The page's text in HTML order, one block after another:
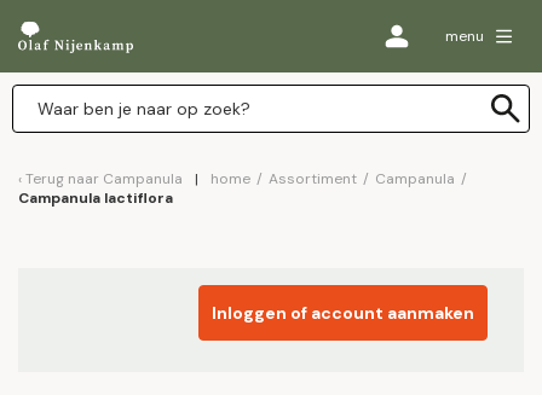
menu
Terug naar Campanula home / Assortiment / Campanula /
Campanula lactiflora
Inloggen of account aanmaken